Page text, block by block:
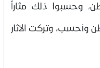
وحسبوا ذلك مثاراً
وأحسب، وتركت الآثار